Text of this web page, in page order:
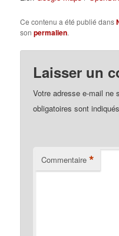
Ce contenu a été publié dans
sonpermalien.
Laisser un
Votre adresse e-mail ne
obligatoires sont
Commentaire *